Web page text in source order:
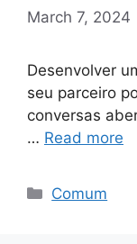
March 7, 2024
Desenvolver
seu parceiro
conversas
… Read more
Categories
Comum